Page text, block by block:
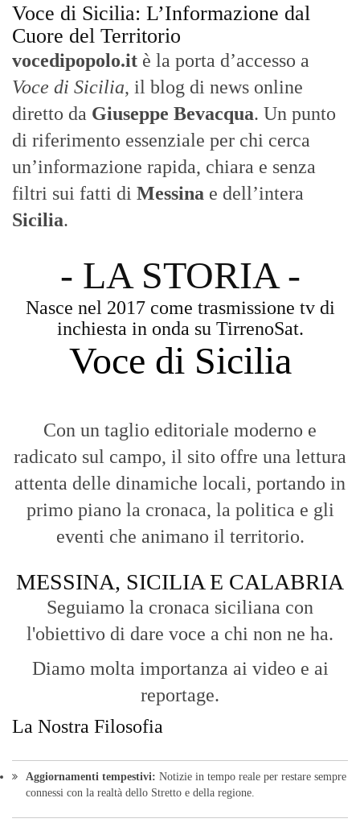
Voce di Sicilia: L’Informazione dal
Cuore del Territorio
vocedipopolo.it è la porta d’accesso a
Voce di Sicilia, il blog di news online
diretto da Giuseppe Bevacqua. Un punto
di riferimento essenziale per chi cerca
un’informazione rapida, chiara e senza
filtri sui fatti di Messina e dell’intera
Sicilia.
- LA STORIA -
Nasce nel 2017 come trasmissione tv di
inchiesta in onda su TirrenoSat.
Voce di Sicilia
Con un taglio editoriale moderno e
radicato sul campo, il sito offre una lettura
attenta delle dinamiche locali, portando in
primo piano la cronaca, la politica e gli
eventi che animano il territorio.
MESSINA, SICILIA E CALABRIA
Seguiamo la cronaca siciliana con
l'obiettivo di dare voce a chi non ne ha.
Diamo molta importanza ai video e ai
reportage.
La Nostra Filosofia
Aggiornamenti tempestivi: Notizie in tempo reale per restare sempre
connessi con la realtà dello Stretto e della regione.